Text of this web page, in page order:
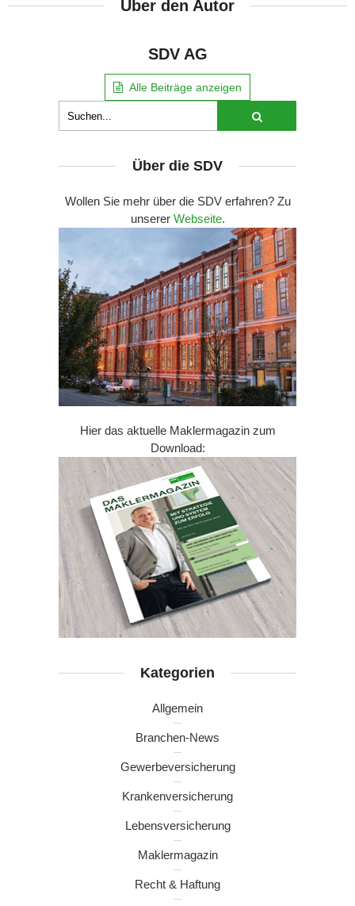
Über den Autor
SDV AG
Alle Beiträge anzeigen
Über die SDV
Wollen Sie mehr über die SDV erfahren? Zu
unserer Webseite.
Hier das aktuelle Maklermagazin zum
Download:
Kategorien
Allgemein
Branchen-News
Gewerbeversicherung
Krankenversicherung
Lebensversicherung
Maklermagazin
Recht & Haftung